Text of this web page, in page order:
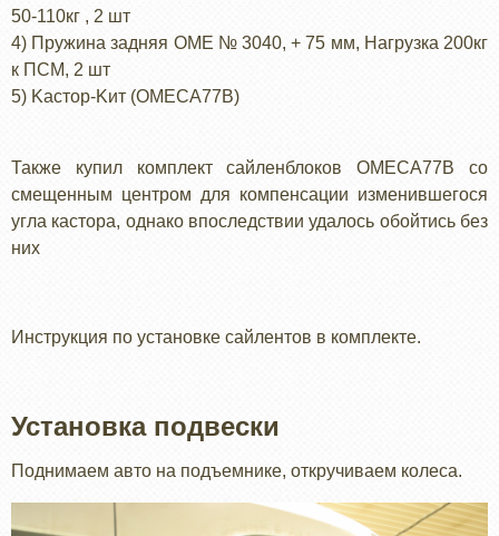
50-110кг , 2 шт
4) Пружина задняя OME № 3040, + 75 мм, Нагрузка 200кг
к ПСМ, 2 шт
5) Kастор-Kит (OMECA77B)
Также купил комплект сайленблоков OMECA77B со
смещенным центром для компенсации изменившегося
угла кастора, однако впоследствии удалось обойтись без
них
Инструкция по установке сайлентов в комплекте.
Установка подвески
Поднимаем авто на подъемнике, откручиваем колеса.